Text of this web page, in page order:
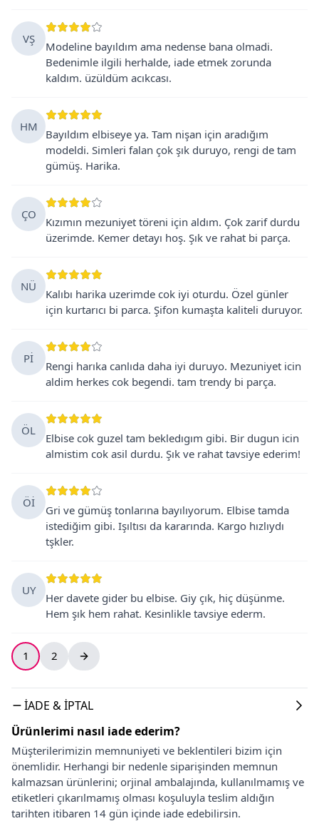
VŞ
Modeline bayıldım ama nedense bana olmadi.
Bedenimle ilgili herhalde, iade etmek zorunda
kaldım. üzüldüm acıkcası.
HM
Bayıldım elbiseye ya. Tam nişan için aradığım
modeldi. Simleri falan çok şık duruyo, rengi de tam
gümüş. Harika.
ÇO
Kızımın mezuniyet töreni için aldım. Çok zarif durdu
üzerimde. Kemer detayı hoş. Şık ve rahat bi parça.
NÜ
Kalıbı harika uzerimde cok iyi oturdu. Özel günler
için kurtarıcı bi parca. Şifon kumaşta kaliteli duruyor.
Pİ
Rengi harıka canlıda daha iyi duruyo. Mezuniyet icin
aldim herkes cok begendi. tam trendy bi parça.
ÖL
Elbise cok guzel tam bekledıgım gibi. Bir dugun icin
almistim cok asil durdu. Şık ve rahat tavsiye ederim!
Öİ
Gri ve gümüş tonlarına bayılıyorum. Elbise tamda
istediğim gibi. Işıltısı da kararında. Kargo hızlıydı
tşkler.
UY
Her davete gider bu elbise. Giy çık, hiç düşünme.
Hem şık hem rahat. Kesinlikle tavsiye ederm.
1 2
İADE & İPTAL
Ürünlerimi nasıl iade ederim?
Müşterilerimizin memnuniyeti ve beklentileri bizim için
önemlidir. Herhangi bir nedenle siparişinden memnun
kalmazsan ürünlerini; orjinal ambalajında, kullanılmamış ve
etiketleri çıkarılmamış olması koşuluyla teslim aldığın
tarihten itibaren 14 gün içinde iade edebilirsin.